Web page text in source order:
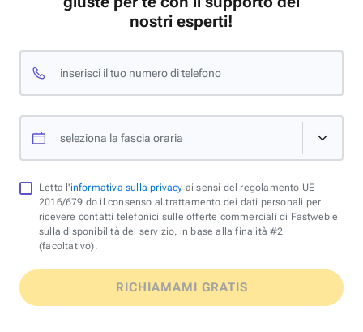
nostri esperti!
inserisci il tuo numero di telefono
seleziona la fascia oraria
Letta l'informativa sulla privacy ai sensi del regolamento UE
2016/679 do il consenso al trattamento dei dati personali per
ricevere contatti telefonici sulle offerte commerciali di Fastweb e
sulla disponibilità del servizio, in base alla finalità #2
(facoltativo).
RICHIAMAMI GRATIS